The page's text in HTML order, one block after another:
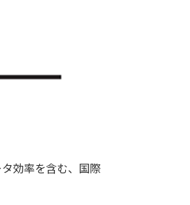
効率を含む、国際